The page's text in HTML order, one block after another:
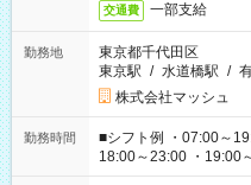
交通費 一部支給
勤務地
東京都千代田区
東京駅 / 水道橋駅 /
株式会社マッシュ
勤務時間
■シフト例 ・07:00～
18:00～23:00 ・19:00
etc ★最短で3時間で5,120円のお仕事から 15時間で2万円近く稼